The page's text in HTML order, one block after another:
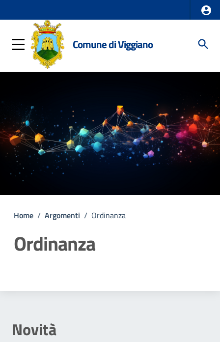
Comune di Viggiano
Home / Argomenti / Ordinanza
Ordinanza
Novità